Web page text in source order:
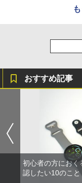
おすすめ記事
初心者の方におく
認したい10のこと